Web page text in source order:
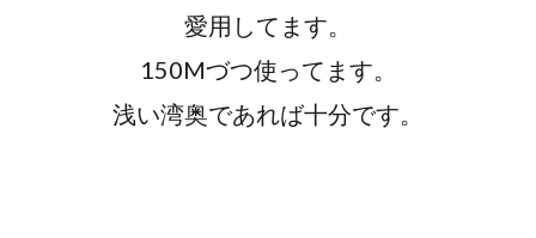
愛用してます。
150Mづつ使ってます。
浅い湾奥であれば十分です。